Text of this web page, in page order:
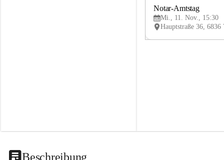
Notar-Amtstag
Mi., 11. Nov., 15:30
Beschreibung